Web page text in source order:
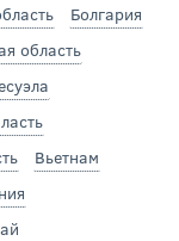
Болгария
область
Вьетнам